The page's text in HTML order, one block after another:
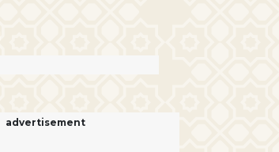
advertisement